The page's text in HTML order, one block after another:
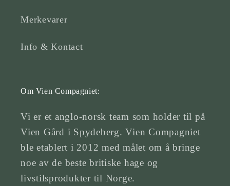
Merkevarer
Info & Kontact
Om Vien Compagniet:
Vi er et anglo-norsk team som holder til på
Vien Gård i Spydeberg. Vien Compagniet
ble etablert i 2012 med målet om å bringe
noe av de beste britiske hage og
livstilsprodukter til Norge.